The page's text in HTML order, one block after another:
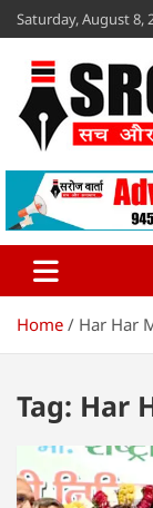
Skip
to
content
Saturday, August 8,
Sroj
www.srojvarta.in
Home Har Har
Tag: Har